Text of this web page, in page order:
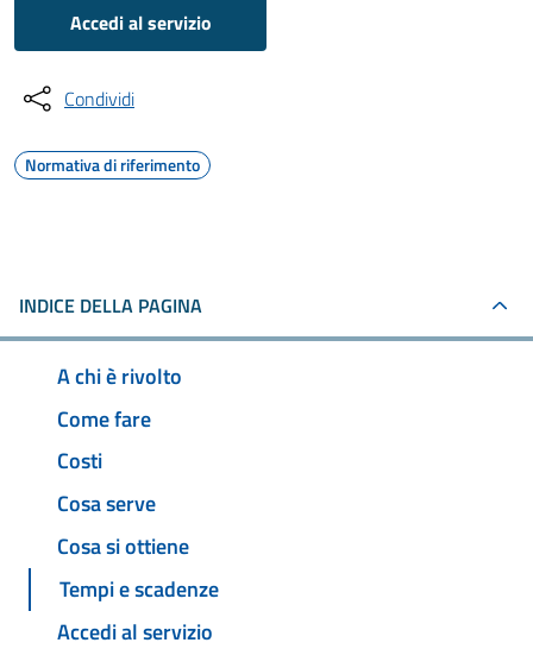
Accedi al servizio
Condividi
Normativa di riferimento
INDICE DELLA PAGINA
A chi è rivolto
Come fare
Costi
Cosa serve
Cosa si ottiene
Tempi e scadenze
Accedi al servizio